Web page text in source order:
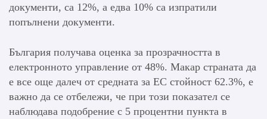
документи, са 12%, а едва 10% са изпратили
попълнени документи.
България получава оценка за прозрачността в
електронното управление от 48%. Макар страната да
е все още далеч от средната за ЕС стойност 62.3%, е
важно да се отбележи, че при този показател се
наблюдава подобрение с 5 процентни пункта в